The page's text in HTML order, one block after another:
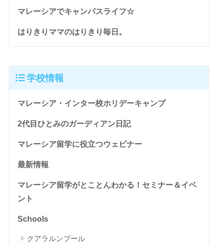
マレーシアでキャンパスライフ☆
はりきりママのはりきり毎日。
学校情報
マレーシア・インター校ホリデーキャンプ
2代目ひとみのガーディアン日記
マレーシア留学に役立つウェビナー
最新情報
マレーシア留学がとことんわかる！セミナー＆イベ
ント
Schools
クアラルンプール